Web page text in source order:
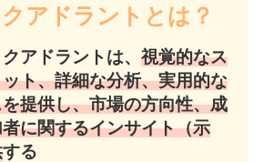
アドラントとは？
アドラントは、 視覚的なス
ト、詳細な分析、実用的な
提供し、市場の方向性、成
に関するインサイト（示
する